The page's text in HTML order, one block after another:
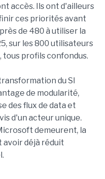
accès. Ils ont d'ailleurs
ces priorités avant
de 480 à utiliser la
sur les 800 utilisateurs
profils confondus.
du SI
de modularité,
des flux de data et
d'un acteur unique.
demeurent, la
avoir déjà réduit